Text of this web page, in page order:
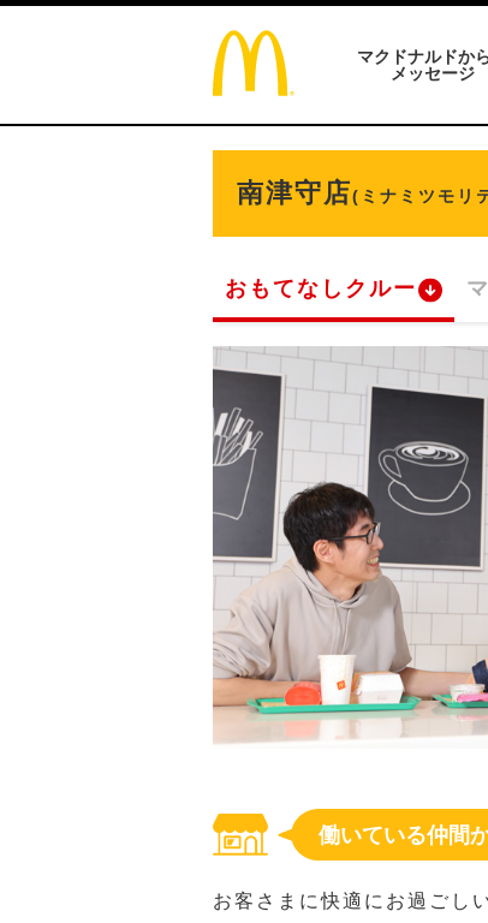
マクドナルドか
メッセージ
南津守店(ミナミツモリ
おもてなしクルー
働いている仲間
お客さまに快適にお過ごし